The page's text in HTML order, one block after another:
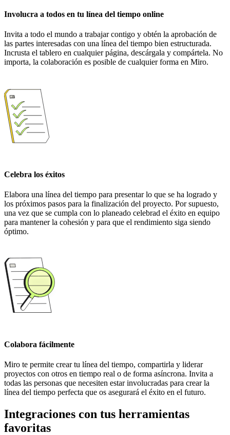
Involucra a todos en tu línea del tiempo online
Invita a todo el mundo a trabajar contigo y obtén la aprobación de
las partes interesadas con una línea del tiempo bien estructurada.
Incrusta el tablero en cualquier página, descárgala y compártela. No
importa, la colaboración es posible de cualquier forma en Miro.
Celebra los éxitos
Elabora una línea del tiempo para presentar lo que se ha logrado y
los próximos pasos para la finalización del proyecto. Por supuesto,
una vez que se cumpla con lo planeado celebrad el éxito en equipo
para mantener la cohesión y para que el rendimiento siga siendo
óptimo.
Colabora fácilmente
Miro te permite crear tu línea del tiempo, compartirla y liderar
proyectos con otros en tiempo real o de forma asíncrona. Invita a
todas las personas que necesiten estar involucradas para crear la
línea del tiempo perfecta que os asegurará el éxito en el futuro.
Integraciones con tus herramientas
favoritas